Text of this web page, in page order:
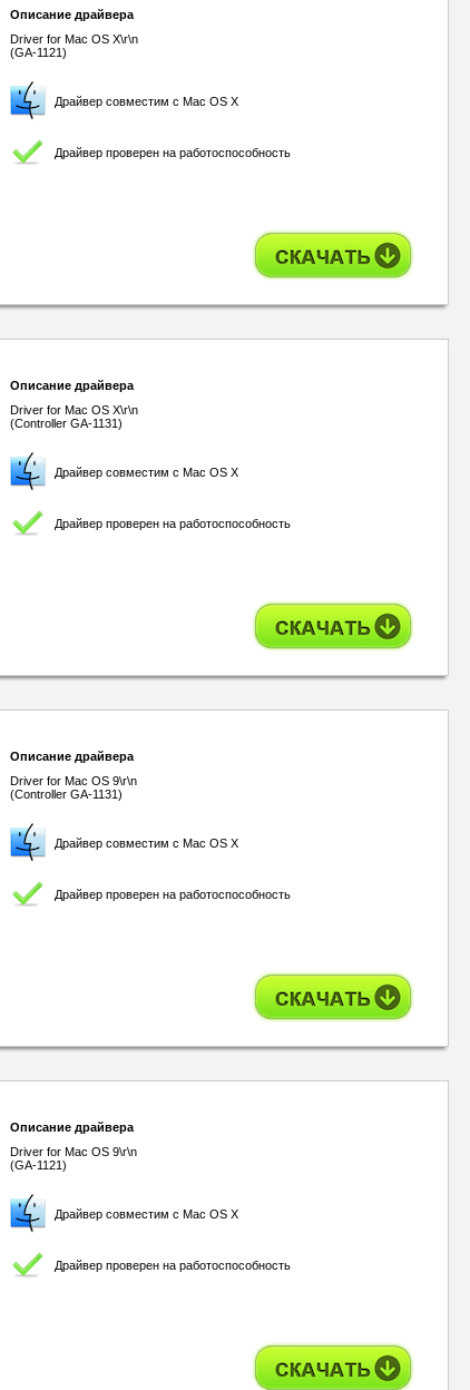
Описание драйвера
Driver for Mac OS X\r\n
(GA-1121)
Драйвер совместим с Mac OS X
Драйвер проверен на работоспособность
Описание драйвера
Driver for Mac OS X\r\n
(Controller GA-1131)
Драйвер совместим с Mac OS X
Драйвер проверен на работоспособность
Описание драйвера
Driver for Mac OS 9\r\n
(Controller GA-1131)
Драйвер совместим с Mac OS X
Драйвер проверен на работоспособность
Описание драйвера
Driver for Mac OS 9\r\n
(GA-1121)
Драйвер совместим с Mac OS X
Драйвер проверен на работоспособность